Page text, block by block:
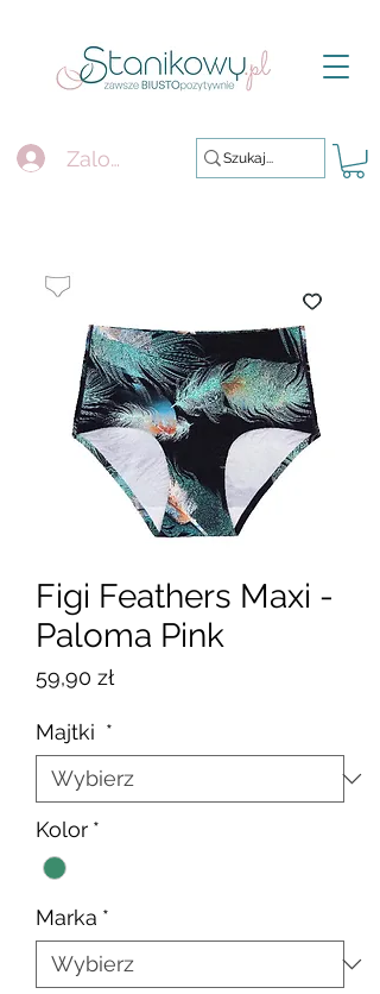
Zaloguj się
Figi Feathers Maxi -
Paloma Pink
59,90 złCena
Majtki *
Kolor *
Marka *